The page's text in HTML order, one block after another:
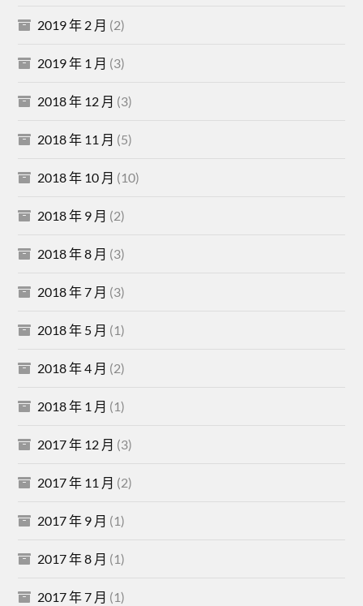
2019 年 2 月 (2)
2019 年 1 月 (3)
2018 年 12 月 (3)
2018 年 11 月 (5)
2018 年 10 月 (10)
2018 年 9 月 (2)
2018 年 8 月 (3)
2018 年 7 月 (3)
2018 年 5 月 (1)
2018 年 4 月 (2)
2018 年 1 月 (1)
2017 年 12 月 (3)
2017 年 11 月 (2)
2017 年 9 月 (1)
2017 年 8 月 (1)
2017 年 7 月 (1)